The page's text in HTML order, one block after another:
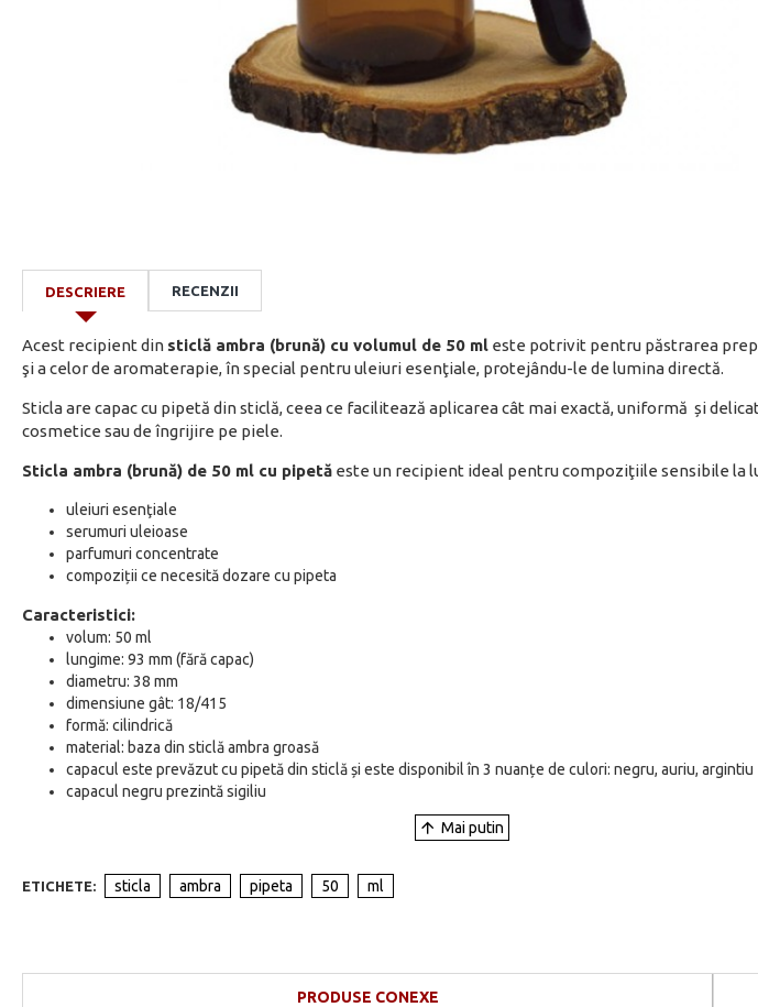
DESCRIERE RECENZII
Acest recipient din sticlă ambra (brună) cu volumul de 50 ml este potrivit pentru păstrarea
şi a celor de aromaterapie, în special pentru uleiuri esenţiale, protejându-le de lumina directă.
Sticla are capac cu pipetă din sticlă, ceea ce facilitează aplicarea cât mai exactă, uniformă și
cosmetice sau de îngrijire pe piele.
Sticla ambra (brună) de 50 ml cu pipetă este un recipient ideal pentru compoziţiile sensibile la
uleiuri esenţiale
serumuri uleioase
parfumuri concentrate
compoziții ce necesită dozare cu pipeta
Caracteristici:
volum: 50 ml
lungime: 93 mm (fără capac)
diametru: 38 mm
dimensiune gât: 18/415
formă: cilindrică
material: baza din sticlă ambra groasă
capacul este prevăzut cu pipetă din sticlă și este disponibil în 3 nuanțe de culori: negru, auriu, argintiu
capacul negru prezintă sigiliu
ETICHETE: sticla ambra pipeta 50 ml
PRODUSE CONEXE